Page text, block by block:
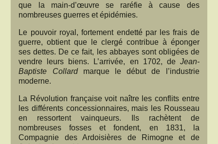
que la main-d’œuvre se raréfie à cause des
nombreuses guerres et épidémies.
Le pouvoir royal, fortement endetté par les frais de
guerre, obtient que le clergé contribue à éponger
ses dettes. De ce fait, les abbayes sont obligées de
vendre leurs biens. L’arrivée, en 1702, de Jean-
Baptiste Collardmarque le début de l’industrie
moderne.
La Révolution française voit naître les conflits entre
les différents concessionnaires, mais les Rousseau
en ressortent vainqueurs. Ils rachètent de
nombreuses fosses et fondent, en 1831, la
Compagnie des Ardoisières de Rimogne et de